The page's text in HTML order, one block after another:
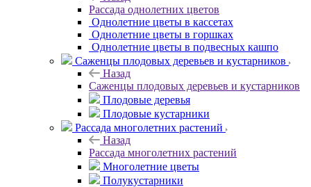
Рассада однолетних цветов
Однолетние цветы в кассетах
Однолетние цветы в горшках
Однолетние цветы в подвесных кашпо
Саженцы плодовых деревьев и кустарников
Назад
Саженцы плодовых деревьев и кустарников
Плодовые деревья
Плодовые кустарники
Рассада многолетних растений
Назад
Рассада многолетних растений
Многолетние цветы
Полукустарники